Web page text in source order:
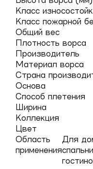
Класс
Класс пожарной
Общий вес
Плотность ворса
Производитель
Материал ворса
Страна
Основа
Способ плетения
Ширина
Коллекция
Цвет
Область
применения
Для